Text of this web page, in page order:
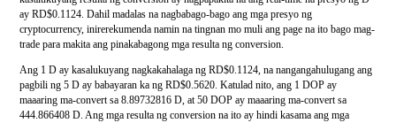
ay RD$0.1124. Dahil madalas na nagbabago-bago ang mga presyo ng
cryptocurrency, inirerekumenda namin na tingnan mo muli ang page na ito bago mag-
trade para makita ang pinakabagong mga resulta ng conversion.
Ang 1 D ay kasalukuyang nagkakahalaga ng RD$0.1124, na nangangahulugang ang
pagbili ng 5 D ay babayaran ka ng RD$0.5620. Katulad nito, ang 1 DOP ay
maaaring ma-convert sa 8.89732816 D, at 50 DOP ay maaaring ma-convert sa
444.866408 D. Ang mga resulta ng conversion na ito ay hindi kasama ang mga